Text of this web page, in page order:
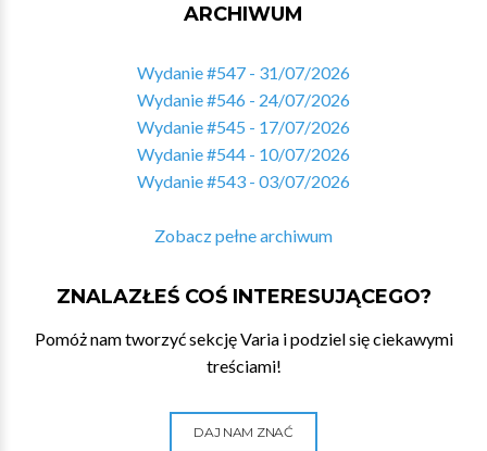
ARCHIWUM
Wydanie #547 - 31/07/2026
Wydanie #546 - 24/07/2026
Wydanie #545 - 17/07/2026
Wydanie #544 - 10/07/2026
Wydanie #543 - 03/07/2026
Zobacz pełne archiwum
ZNALAZŁEŚ COŚ INTERESUJĄCEGO?
Pomóż nam tworzyć sekcję Varia i podziel się ciekawymi
treściami!
DAJ NAM ZNAĆ